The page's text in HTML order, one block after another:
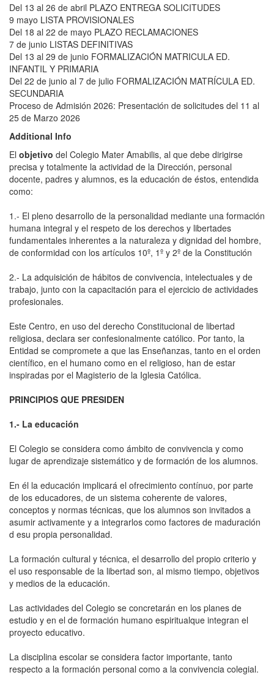
Del 13 al 26 de abril PLAZO ENTREGA SOLICITUDES
9 mayo LISTA PROVISIONALES
Del 18 al 22 de mayo PLAZO RECLAMACIONES
7 de junio LISTAS DEFINITIVAS
Del 13 al 29 de junio FORMALIZACIÓN MATRICULA ED.
INFANTIL Y PRIMARIA
Del 22 de junio al 7 de julio FORMALIZACIÓN MATRÍCULA ED.
SECUNDARIA
Proceso de Admisión 2026: Presentación de solicitudes del 11 al
25 de Marzo 2026
Additional Info
El objetivo del Colegio Mater Amabilis, al que debe dirigirse
precisa y totalmente la actividad de la Dirección, personal
docente, padres y alumnos, es la educación de éstos, entendida
como:
1.- El pleno desarrollo de la personalidad mediante una formación
humana integral y el respeto de los derechos y libertades
fundamentales inherentes a la naturaleza y dignidad del hombre,
de conformidad con los artículos 10º, 1º y 2º de la Constitución
2.- La adquisición de hábitos de convivencia, intelectuales y de
trabajo, junto con la capacitación para el ejercicio de actividades
profesionales.
Este Centro, en uso del derecho Constitucional de libertad
religiosa, declara ser confesionalmente católico. Por tanto, la
Entidad se compromete a que las Enseñanzas, tanto en el orden
científico, en el humano como en el religioso, han de estar
inspiradas por el Magisterio de la Iglesia Católica.
PRINCIPIOS QUE PRESIDEN
1.- La educación
El Colegio se considera como ámbito de convivencia y como
lugar de aprendizaje sistemático y de formación de los alumnos.
En él la educación implicará el ofrecimiento contínuo, por parte
de los educadores, de un sistema coherente de valores,
conceptos y normas técnicas, que los alumnos son invitados a
asumir activamente y a integrarlos como factores de maduración
d esu propia personalidad.
La formación cultural y técnica, el desarrollo del propio criterio y
el uso responsable de la libertad son, al mismo tiempo, objetivos
y medios de la educación.
Las actividades del Colegio se concretarán en los planes de
estudio y en el de formación humano espiritualque integran el
proyecto educativo.
La disciplina escolar se considera factor importante, tanto
respecto a la formación personal como a la convivencia colegial.